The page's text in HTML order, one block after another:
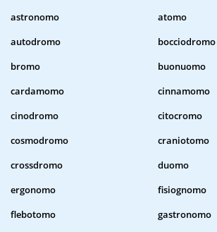
astronomo
atomo
autodromo
bocciodromo
bromo
buonuomo
cardamomo
cinnamomo
cinodromo
citocromo
cosmodromo
craniotomo
crossdromo
duomo
ergonomo
fisiognomo
flebotomo
gastronomo